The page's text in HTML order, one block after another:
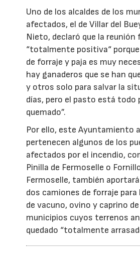
Uno de los alcaldes de los
afectados, el de Villar del
Nieto, declaró que la reunión
“totalmente positiva“
de forraje y paja es muy
hay ganaderos que se han
y otros solo para salvar la
días, pero el pasto está todo
quemado”.
Por ello, este Ayuntamiento
pertenecen algunos de los
afectados por el incendio,
Pinilla de Fermoselle o
Fermoselle, también
dos camiones de forraje para
de vacuno, ovino y caprino
municipios cuyos terrenos
quedado “totalmente